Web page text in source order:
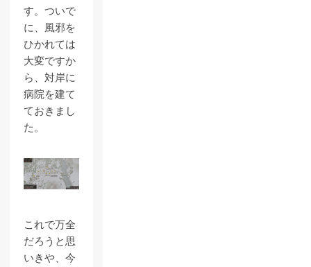
す。ついで
に、風邪を
ひかれては
大変ですか
ら、対岸に
病院を建て
ておきまし
た。
これで万全
だろうと思
いきや、今